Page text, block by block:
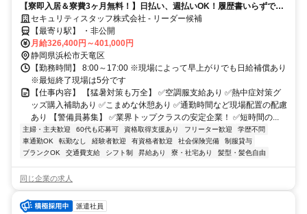
【寮即入居＆寮費3ヶ月無料！】日払い、週払いOK！履歴書いらずで採
用率99％で安定生活スタート！
セキュリティスタッフ株式会社 - リーダー候補
【最寄り駅】 ・非公開
月給326,400円～401,000円
静岡県浜松市天竜区
【勤務時間】 8:00～17:00 ※現場によって早上がりでも日給補償あり
※最短終了現場は5分です
【仕事内容】 【猛暑対策も万全】 ✅空調服支給あり ✅熱中症対策グ
ッズ購入補助あり ✅こまめな休憩あり ✅通勤時間など現場配置の配慮
あり 【警備員募集】 ✅業界トップクラスの安定企業！ ✅短時間の...
主婦・主夫歓迎 60代も応募可 資格取得支援あり フリーター歓迎
学歴不問
車通勤OK
転勤なし 経験者歓迎 有資格者歓迎 社会保険完備
制服貸与
ブランクOK
交通費支給 シフト制 昇給あり 寮・社宅あり 髪型・髪色自由
同じ企業の求人
派遣社員